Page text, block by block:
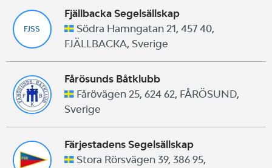
FJSS
Fjällbacka Segelsällskap
Södra Hamngatan 21, 457 40,
FJÄLLBACKA, Sverige
Fårösunds Båtklubb
Fårövägen 25, 624 62, FÅRÖSUND,
Sverige
Färjestadens Segelsällskap
Stora Rörsvägen 39, 386 95,